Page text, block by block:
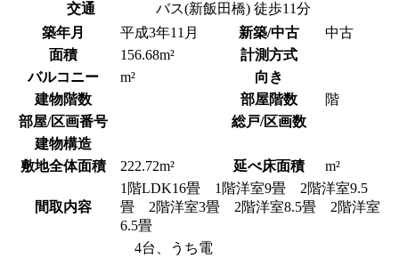
交通
バス(新飯田橋) 徒歩11分
築年月
平成3年11月 新築/中古
中古
面積
156.68m²
計測方式
バルコニー
m²
向き
建物階数
部屋階数
階
部屋/区画番号
総戸/区画数
建物構造
敷地全体面積
222.72m² 延べ床面積 m²
間取内容
1階LDK16畳 1階洋室9畳 2階洋室9.5
畳 2階洋室3畳 2階洋室8.5畳 2階洋室
6.5畳
4台、うち電